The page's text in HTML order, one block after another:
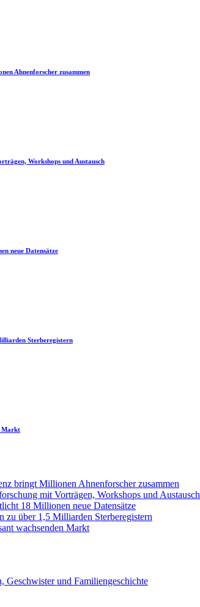
Ahnenforscher zusammen
Workshops und Austausch
neue Datensätze
Sterberegistern
Markt
bringt Millionen Ahnenforscher zusammen
mit Vorträgen, Workshops und Austausch
18 Millionen neue Datensätze
über 1,5 Milliarden Sterberegistern
wachsenden Markt
und Familiengeschichte